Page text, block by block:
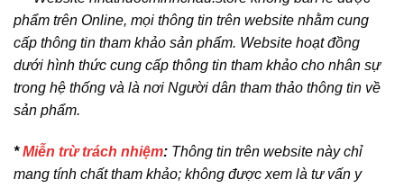
phẩm trên Online, mọi thông tin trên website nhằm cung
cấp thông tin tham khảo sản phẩm. Website hoạt đồng
dưới hình thức cung cấp thông tin tham khảo cho nhân sự
trong hệ thống và là nơi Người dân tham thảo thông tin về
sản phẩm.
*Miễn trừ trách nhiệm: Thông tin trên website này chỉ
mang tính chất tham khảo; không được xem là tư vấn y